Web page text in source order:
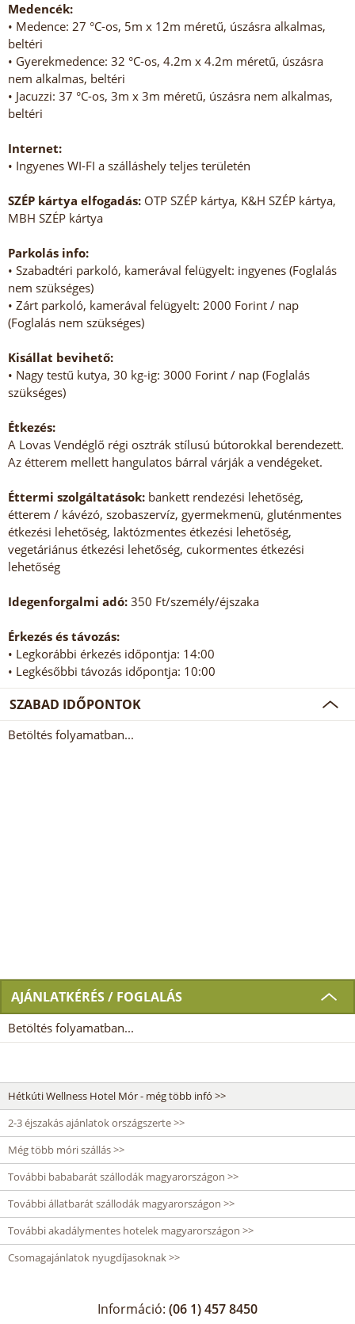
Medencék:
• Medence: 27 °C-os, 5m x 12m méretű, úszásra alkalmas,
beltéri
• Gyerekmedence: 32 °C-os, 4.2m x 4.2m méretű, úszásra
nem alkalmas, beltéri
• Jacuzzi: 37 °C-os, 3m x 3m méretű, úszásra nem alkalmas,
beltéri
Internet:
• Ingyenes WI-FI a szálláshely teljes területén
SZÉP kártya elfogadás: OTP SZÉP kártya, K&H SZÉP kártya,
MBH SZÉP kártya
Parkolás info:
• Szabadtéri parkoló, kamerával felügyelt: ingyenes (Foglalás
nem szükséges)
• Zárt parkoló, kamerával felügyelt: 2000 Forint / nap
(Foglalás nem szükséges)
Kisállat bevihető:
• Nagy testű kutya, 30 kg-ig: 3000 Forint / nap (Foglalás
szükséges)
Étkezés:
A Lovas Vendéglő régi osztrák stílusú bútorokkal berendezett.
Az étterem mellett hangulatos bárral várják a vendégeket.
Éttermi szolgáltatások: bankett rendezési lehetőség,
étterem / kávézó, szobaszervíz, gyermekmenü, gluténmentes
étkezési lehetőség, laktózmentes étkezési lehetőség,
vegetáriánus étkezési lehetőség, cukormentes étkezési
lehetőség
Idegenforgalmi adó: 350 Ft/személy/éjszaka
Érkezés és távozás:
• Legkorábbi érkezés időpontja: 14:00
• Legkésőbbi távozás időpontja: 10:00
SZABAD IDŐPONTOK
Betöltés folyamatban...
AJÁNLATKÉRÉS / FOGLALÁS
Betöltés folyamatban...
Hétkúti Wellness Hotel Mór - még több infó >>
2-3 éjszakás ajánlatok országszerte >>
Még több móri szállás >>
További bababarát szállodák magyarországon >>
További állatbarát szállodák magyarországon >>
További akadálymentes hotelek magyarországon >>
Csomagajánlatok nyugdíjasoknak >>
Információ: (06 1) 457 8450